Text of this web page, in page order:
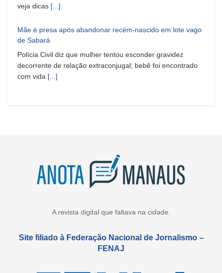
veja dicas [...]
Mãe é presa após abandonar recém-nascido em lote vago
de Sabará
Polícia Civil diz que mulher tentou esconder gravidez
decorrente de relação extraconjugal; bebê foi encontrado
com vida [...]
A revista digital que faltava na cidade.
Site filiado à Federação Nacional de Jornalismo –
FENAJ